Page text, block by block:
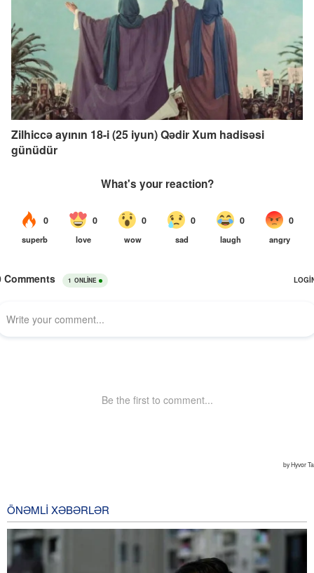
Zilhiccə ayının 18-i (25 iyun) Qədir Xum hadisəsi
günüdür
ÖNƏMLI XƏBƏRLƏR